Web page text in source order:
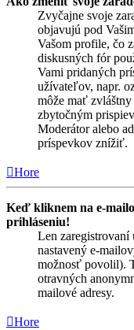
Zvyčajne svoje
objavujú pod
Vašom profile, čo
diskusných fór
Vami pridaných
užívateľov, napr.
môže mať
zbytočným
Moderátor alebo
príspevkov znížiť.
Hore
Keď kliknem na e-
prihláseniu!
Len
nastavený e-
možnosť povolil).
otravných
mailové adresy.
Hore